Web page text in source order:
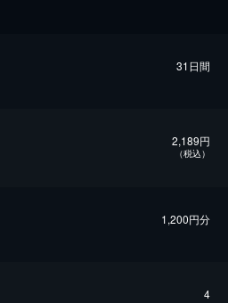
31日間
2,189円
（税込）
1,200円分
4